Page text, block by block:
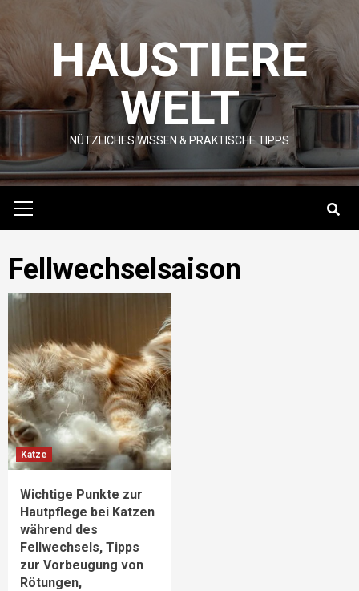
content HAUSTIERE
WELT
NÜTZLICHES WISSEN & PRAKTISCHE TIPPS
Menu
Fellwechselsaison
Katze
Wichtige Punkte zur
Hautpflege bei Katzen
während des
Fellwechsels, Tipps
zur Vorbeugung von
Rötungen,